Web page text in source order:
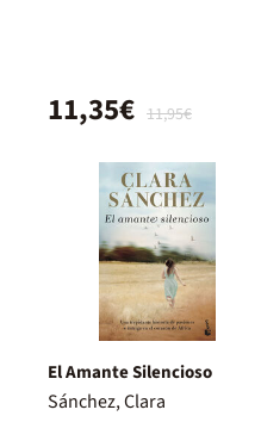
11,95€
11,35€
El Amante Silencioso
Sánchez, Clara